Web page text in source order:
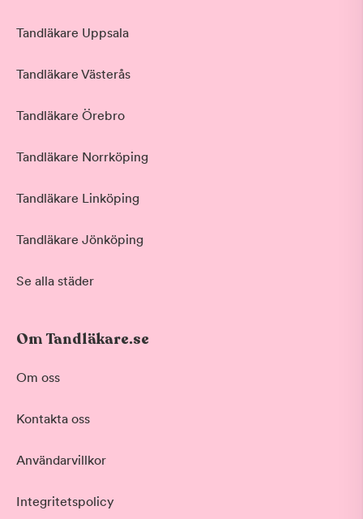
Tandläkare Uppsala
Tandläkare Västerås
Tandläkare Örebro
Tandläkare Norrköping
Tandläkare Linköping
Tandläkare Jönköping
Se alla städer
Om Tandläkare.se
Om oss
Kontakta oss
Användarvillkor
Integritetspolicy